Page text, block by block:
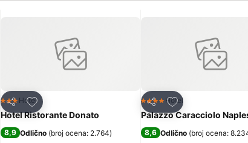
Deli
Dodati u favorite
3 Zvezdice
Hotel
Hotel Ristorante Donato
8,9 Odlično (broj ocena: 2.764)
Deli
Dodati u favorite
4 Zvezdice
Hotel
Palazzo Caracciolo
8,6 Odlično (broj ocena: